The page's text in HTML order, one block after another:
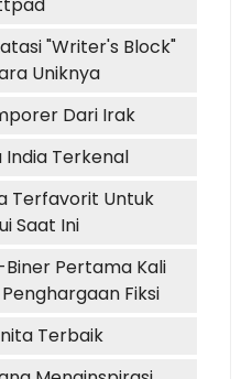
"Writer's Block"
Uniknya
Dari Irak
India Terkenal
Terfavorit Untuk
Saat Ini
Biner Pertama Kali
Fiksi
Terbaik